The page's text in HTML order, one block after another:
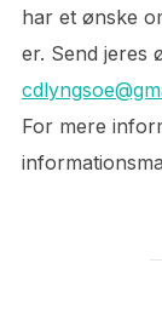
har et ønske
er. Send jeres
For mere